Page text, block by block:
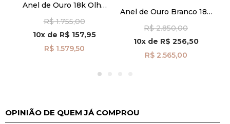
Anel de Ouro 18k Olho
R$ 1.755,00
10xde R$ 157,95
R$ 1.579,50
Anel de Ouro Branco 18k
Triangular an42018
R$ 2.850,00
10xde R$ 256,50
R$ 2.565,00
OPINIÃO DE QUEM JÁ COMPROU